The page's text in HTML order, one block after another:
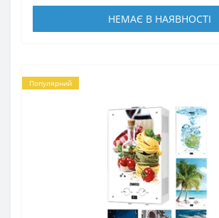
НЕМАЄ В НАЯВНОСТІ
Популярний